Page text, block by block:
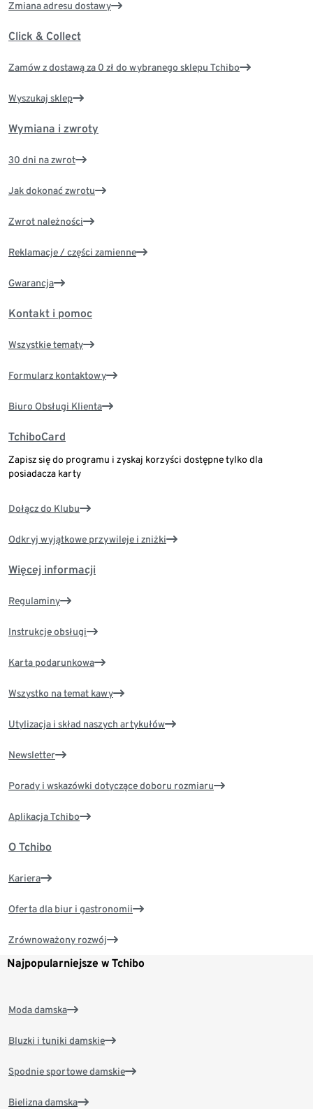
Zmiana adresu dostawy
Click & Collect
Zamów z dostawą za 0 zł do wybranego sklepu Tchibo
Wyszukaj sklep
Wymiana i zwroty
30 dni na zwrot
Jak dokonać zwrotu
Zwrot należności
Reklamacje / części zamienne
Gwarancja
Kontakt i pomoc
Wszystkie tematy
Formularz kontaktowy
Biuro Obsługi Klienta
TchiboCard
Zapisz się do programu i zyskaj korzyści dostępne tylko dla
posiadacza karty
Dołącz do Klubu
Odkryj wyjątkowe przywileje i zniżki
Więcej informacji
Regulaminy
Instrukcje obsługi
Karta podarunkowa
Wszystko na temat kawy
Utylizacja i skład naszych artykułów
Newsletter
Porady i wskazówki dotyczące doboru rozmiaru
Aplikacja Tchibo
O Tchibo
Kariera
Oferta dla biur i gastronomii
Zrównoważony rozwój
Najpopularniejsze w Tchibo
Moda damska
Bluzki i tuniki damskie
Spodnie sportowe damskie
Bielizna damska